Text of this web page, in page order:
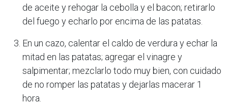
de aceite y rehogar la cebolla y el bacon; retirarlo
del fuego y echarlo por encima de las patatas.
En un cazo, calentar el caldo de verdura y echar la
mitad en las patatas; agregar el vinagre y
salpimentar; mezclarlo todo muy bien, con cuidado
de no romper las patatas y dejarlas macerar 1
hora.